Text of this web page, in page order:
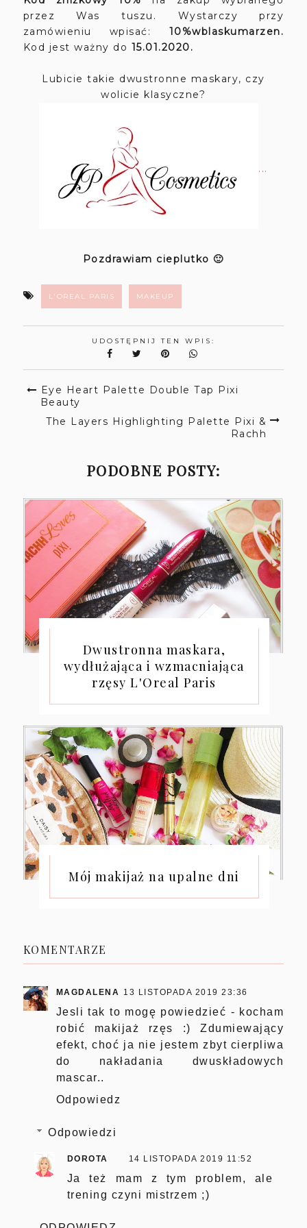
przez Was tuszu. Wystarczy przy
zamówieniu wpisać: 10%wblaskumarzen.
Kod jestważny do 15.01.2020.
Lubicie takie dwustronne maskary, czy
wolicie klasyczne?
...
Pozdrawiam cieplutko 🙂
L'OREAL PARIS MAKEUP
UDOSTĘPNIJ TEN WPIS:
Eye Heart Palette Double Tap Pixi
Beauty
The Layers Highlighting Palette Pixi &
Rachh
PODOBNE POSTY:
Dwustronna maskara,
wydłużająca i wzmacniająca
rzęsy L'Oreal Paris
Mój makijaż na upalne dni
KOMENTARZE
MAGDALENA 13 LISTOPADA 2019 23:36
Jesli tak to mogę powiedzieć - kocham
robić makijaż rzęs :) Zdumiewający
efekt, choć ja nie jestem zbyt cierpliwa
do nakładania dwuskładowych
mascar..
Odpowiedz
Odpowiedzi
DOROTA 14 LISTOPADA 2019 11:52
Ja też mam z tym problem, ale
trening czyni mistrzem ;)